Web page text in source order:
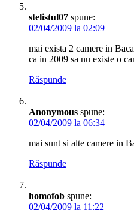
stelistul07 spune:
02/04/2009 la 02:09
mai exista 2 camere in
ca in 2009 sa nu existe o
Răspunde
Anonymous spune:
02/04/2009 la 06:34
mai sunt si alte camere in
Răspunde
homofob spune:
02/04/2009 la 11:22